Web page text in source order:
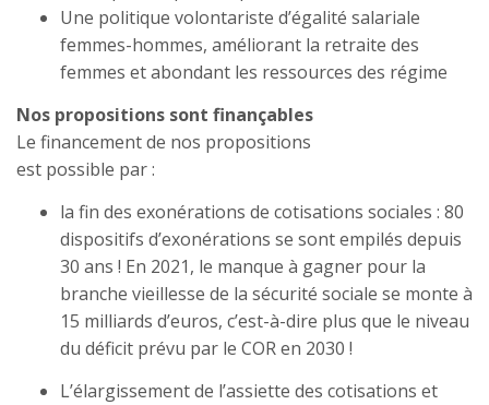
Une politique volontariste d’égalité salariale
femmes-hommes, améliorant la retraite des
femmes et abondant les ressources des régime
Nos propositions sont finançables
Le financement de nos propositions
est possible par :
la fin des exonérations de cotisations sociales : 80
dispositifs d’exonérations se sont empilés depuis
30 ans ! En 2021, le manque à gagner pour la
branche vieillesse de la sécurité sociale se monte à
15 milliards d’euros, c’est-à-dire plus que le niveau
du déficit prévu par le COR en 2030 !
L’élargissement de l’assiette des cotisations et